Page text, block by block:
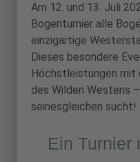
Am 12. und 13. Juli
Bogenturnier alle
einzigartige
Dieses besondere
Höchstleistungen mit
des Wilden Westens
seinesgleichen sucht!
Ein Turnier